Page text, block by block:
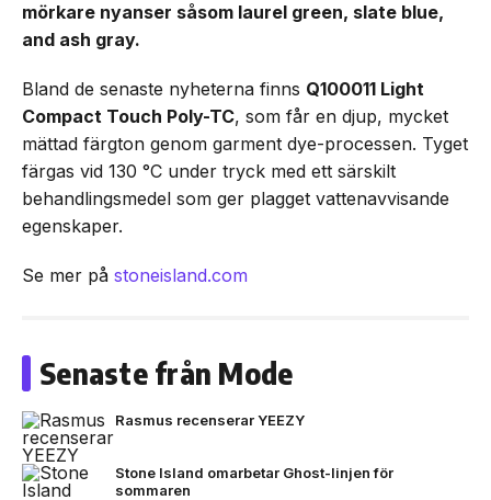
mörkare nyanser såsom laurel green, slate blue,
and ash gray.
Bland de senaste nyheterna finns Q100011 Light
Compact Touch Poly-TC, som får en djup, mycket
mättad färgton genom garment dye-processen. Tyget
färgas vid 130 °C under tryck med ett särskilt
behandlingsmedel som ger plagget vattenavvisande
egenskaper.
Se mer på stoneisland.com
Senaste från Mode
Rasmus recenserar YEEZY
Stone Island omarbetar Ghost-linjen för
sommaren